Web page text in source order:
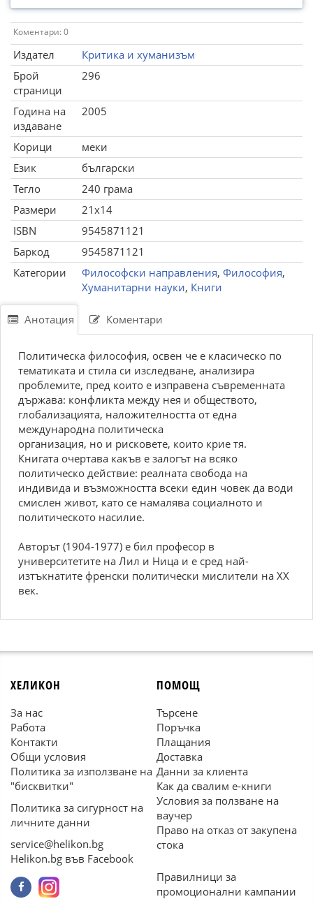
Коментари: 0
Издател
Критика и хуманизъм
Брой
страници
296
Година на
издаване
2005
Корици
меки
Език
български
Тегло
240 грама
Размери
21x14
ISBN
9545871121
Баркод
9545871121
Категории
Философски направления, Философия,
Хуманитарни науки, Книги
Анотация Коментари
Политическа философия, освен че е класическо по
тематиката и стила си изследване, анализира
проблемите, пред които е изправена съвременната
държава: конфликта между нея и обществото,
глобализацията, наложителността от една
международна политическа
организация, но и рисковете, които крие тя.
Книгата очертава какъв е залогът на всяко
политическо действие: реалната свобода на
индивида и възможността всеки един човек да води
смислен живот, като се намалява социалното и
политическото насилие.
Авторът (1904-1977) е бил професор в
университетите на Лил и Ница и е сред най-
изтъкнатите френски политически мислители на XX
век.
ХЕЛИКОН
За нас
Работа
Контакти
Общи условия
Политика за използване на
"бисквитки"
Политика за сигурност на
личните данни
service@helikon.bg
Helikon.bg във Facebook
ПОМОЩ
Търсене
Поръчка
Плащания
Доставка
Данни за клиента
Как да свалим е-книги
Условия за ползване на
ваучер
Право на отказ от закупена
стока
Правилници за
промоционални кампании